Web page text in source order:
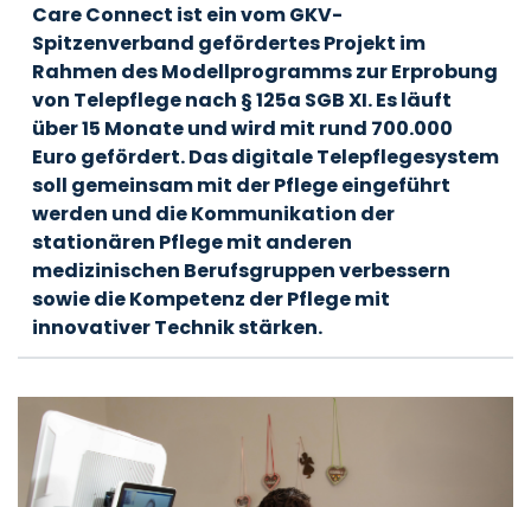
Care Connect ist ein vom GKV-
Spitzenverband gefördertes Projekt im
Rahmen des Modellprogramms zur Erprobung
von Telepflege nach § 125a SGB XI. Es läuft
über 15 Monate und wird mit rund 700.000
Euro gefördert. Das digitale Telepflegesystem
soll gemeinsam mit der Pflege eingeführt
werden und die Kommunikation der
stationären Pflege mit anderen
medizinischen Berufsgruppen verbessern
sowie die Kompetenz der Pflege mit
innovativer Technik stärken.